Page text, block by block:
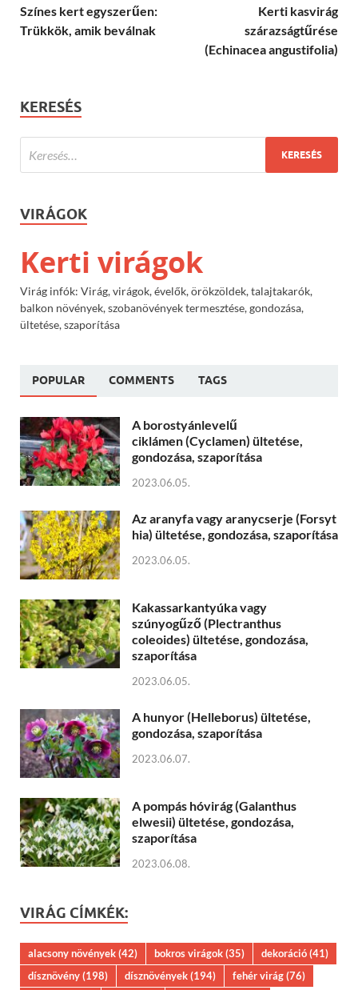
Színes kert egyszerűen:
Trükkök, amik beválnak
Kerti kasvirág
szárazságtűrése
(Echinacea angustifolia)
KERESÉS
VIRÁGOK
Kerti virágok
Virág infók: Virág, virágok, évelők, örökzöldek, talajtakarók,
balkon növények, szobanövények termesztése, gondozása,
ültetése, szaporítása
POPULAR COMMENTS TAGS
A borostyánlevelű
ciklámen (Cyclamen) ültetése,
gondozása, szaporítása
2023.06.05.
Az aranyfa vagy aranycserje (Forsyt
hia) ültetése, gondozása, szaporítása
2023.06.05.
Kakassarkantyúka vagy
szúnyogűző (Plectranthus
coleoides) ültetése, gondozása,
szaporítása
2023.06.05.
A hunyor (Helleborus) ültetése,
gondozása, szaporítása
2023.06.07.
A pompás hóvirág (Galanthus
elwesii) ültetése, gondozása,
szaporítása
2023.06.08.
VIRÁG CÍMKÉK:
alacsony növények(42) bokros virágok(35) dekoráció(41)
dísznövény(198) dísznövények(194) fehér virág(76)